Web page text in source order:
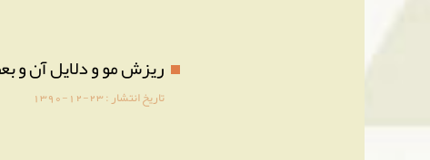
ریزش مو و دلایل آن و
تاریخ انتشار :1390-12-23